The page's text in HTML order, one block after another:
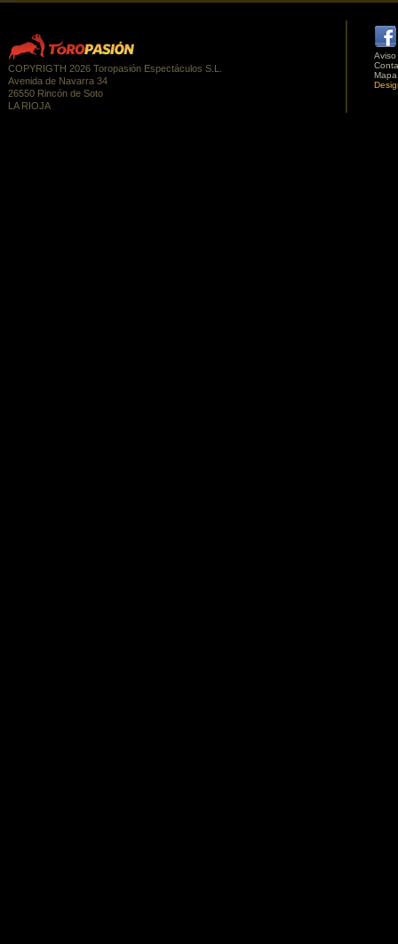
COPYRIGTH 2026 Toropasión Espectáculos S.L.
Avenida de Navarra 34
26550 Rincón de Soto
LA RIOJA